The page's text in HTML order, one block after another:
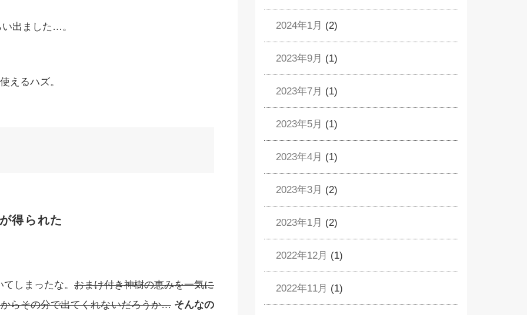
出ました…。
えるハズ。
得られた
しまったな。 おまけ付き神樹の恵みを一気に
らその分で出てくれないだろうか… そんなの
2024年1月 (2)
2023年9月 (1)
2023年7月 (1)
2023年5月 (1)
2023年4月 (1)
2023年3月 (2)
2023年1月 (2)
2022年12月 (1)
2022年11月 (1)